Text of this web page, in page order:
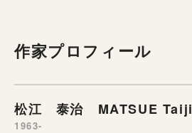
作家プロフィール
松江 泰治 MATSUE Taiji
1963-